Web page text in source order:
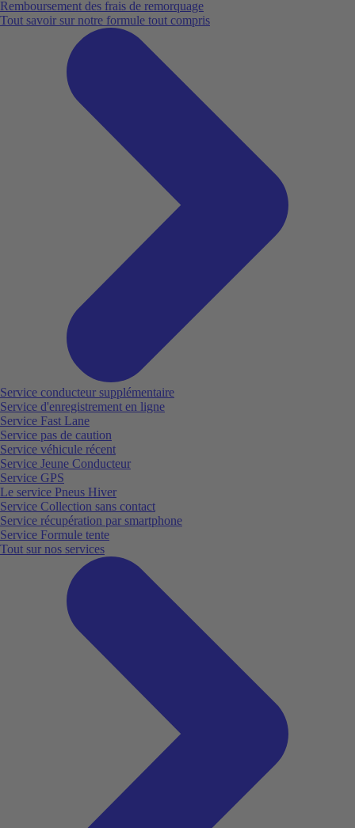
Remboursement des frais de remorquage
Tout savoir sur notre formule tout compris
Service conducteur supplémentaire
Service d'enregistrement en ligne
Service Fast Lane
Service pas de caution
Service véhicule récent
Service Jeune Conducteur
Service GPS
Le service Pneus Hiver
Service Collection sans contact
Service récupération par smartphone
Service Formule tente
Tout sur nos services